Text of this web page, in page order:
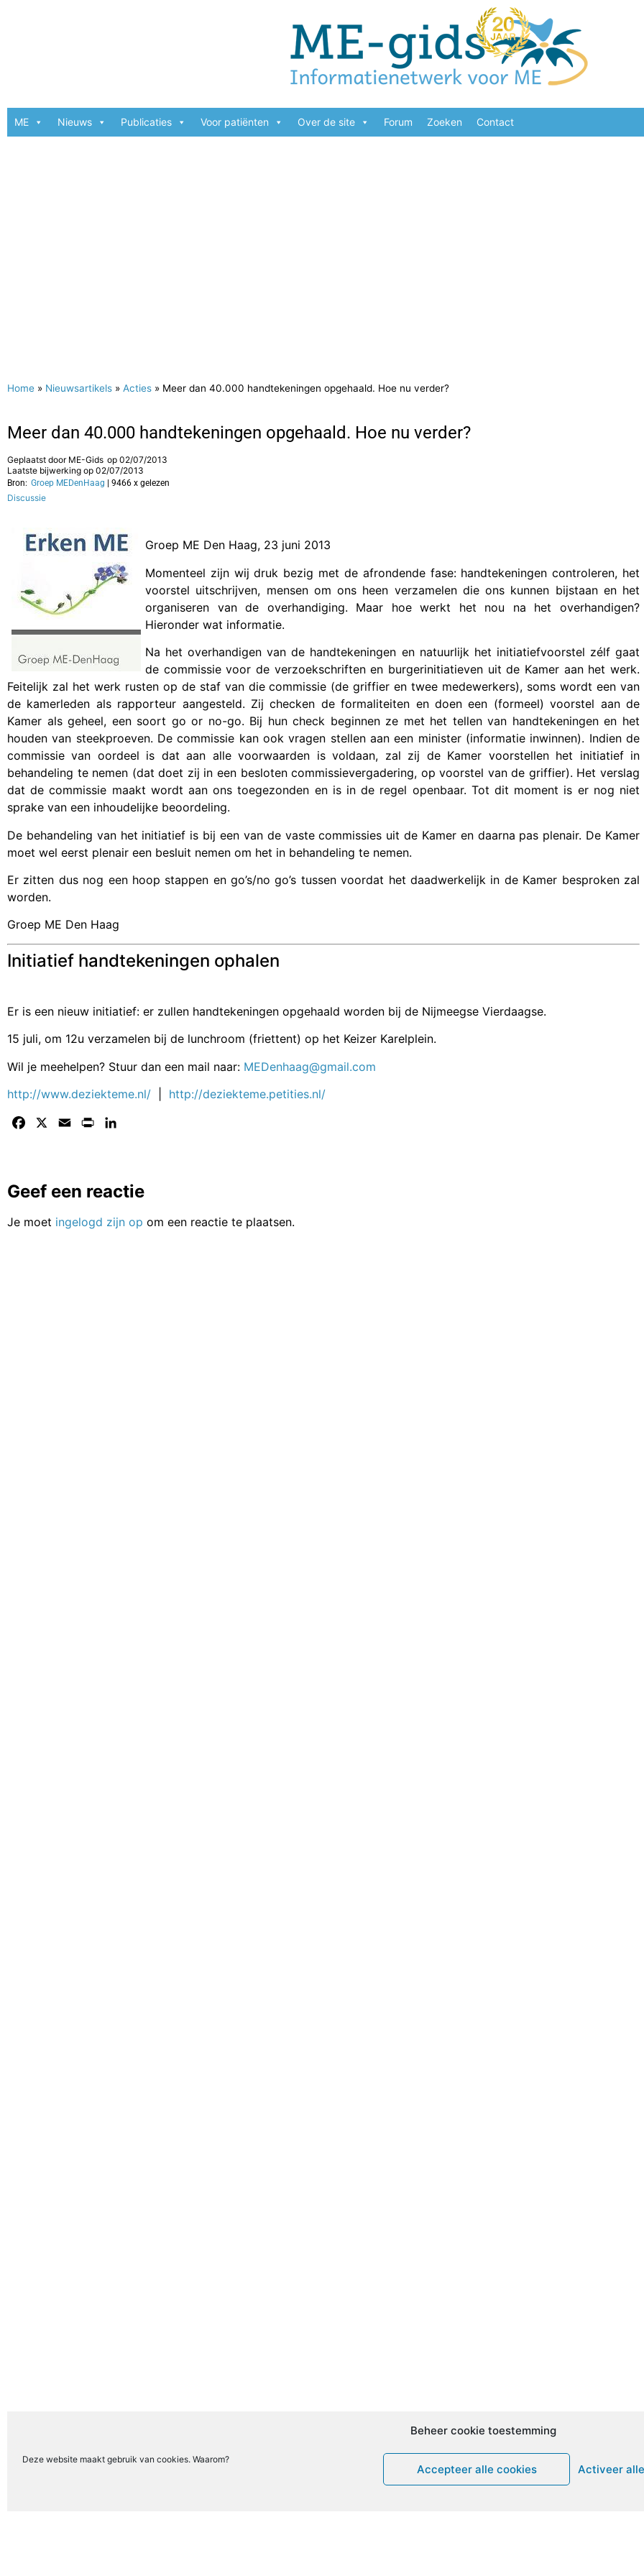
Beheer cookie toestemming
Deze website maakt gebruik van cookies. Waarom?
Accepteer alle cookies Activeer
ME Nieuws Publicaties Voor patiënten Over de site Forum Zoeken Contact
Home » Nieuwsartikels » Acties » Meer dan 40.000 handtekeningen opgehaald. Hoe nu verder?
Meer dan 40.000 handtekeningen opgehaald. Hoe nu verder?
Geplaatst door ME-Gids op 02/07/2013
Laatste bijwerking op 02/07/2013
Bron: Groep MEDenHaag | 9466 x gelezen
Discussie
Groep ME Den Haag, 23 juni 2013
Momenteel zijn wij druk bezig met de afrondende fase: handtekeningen controleren, het
voorstel uitschrijven, mensen om ons heen verzamelen die ons kunnen bijstaan en het
organiseren van de overhandiging. Maar hoe werkt het nou na het overhandigen?
Hieronder wat informatie.
Na het overhandigen van de handtekeningen en natuurlijk het initiatiefvoorstel zélf gaat
de commissie voor de verzoekschriften en burgerinitiatieven uit de Kamer aan het werk.
Feitelijk zal het werk rusten op de staf van die commissie (de griffier en twee medewerkers), soms wordt een van
de kamerleden als rapporteur aangesteld. Zij checken de formaliteiten en doen een (formeel) voorstel aan de
Kamer als geheel, een soort go or no-go. Bij hun check beginnen ze met het tellen van handtekeningen en het
houden van steekproeven. De commissie kan ook vragen stellen aan een minister (informatie inwinnen). Indien de
commissie van oordeel is dat aan alle voorwaarden is voldaan, zal zij de Kamer voorstellen het initiatief in
behandeling te nemen (dat doet zij in een besloten commissievergadering, op voorstel van de griffier). Het verslag
dat de commissie maakt wordt aan ons toegezonden en is in de regel openbaar. Tot dit moment is er nog niet
sprake van een inhoudelijke beoordeling.
De behandeling van het initiatief is bij een van de vaste commissies uit de Kamer en daarna pas plenair. De Kamer
moet wel eerst plenair een besluit nemen om het in behandeling te nemen.
Er zitten dus nog een hoop stappen en go’s/no go’s tussen voordat het daadwerkelijk in de Kamer besproken zal
worden.
Groep ME Den Haag
Initiatief handtekeningen ophalen
Er is een nieuw initiatief: er zullen handtekeningen opgehaald worden bij de Nijmeegse Vierdaagse.
15 juli, om 12u verzamelen bij de lunchroom (friettent) op het Keizer Karelplein.
Wil je meehelpen? Stuur dan een mail naar: MEDenhaag@gmail.com
http://www.deziekteme.nl/
http://deziekteme.petities.nl/
Facebook Email Print
Geef een reactie
Je moet ingelogd zijn op om een reactie te plaatsen.